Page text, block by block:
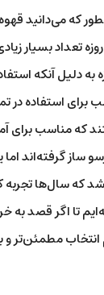
که می‌دانید
تعداد بسیار
به دلیل آنکه
برای استفاده در
که مناسب برای
ساز گرفته‌اند
که سال‌ها تجربه
تا اگر قصد به
مطمئن‌تر و